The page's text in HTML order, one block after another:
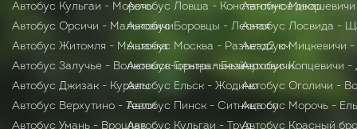
Автобус Кульгаи - Морочь
Автобус Орсичи - Мальковичи
Автобус Житомля - Мышанка
Автобус Залучье - Волковыск-центральный
Автобус Джизак - Куралы
Автобус Верхутино - Тевли
Автобус Умань - Вроцлав
Автобус Ловша - Константинов двор
Автобус Боровцы - Лесная
Автобус Москва - Разъезд2 км
Автобус Горынь - Безверховичи
Автобус Ельск - Жодино
Автобус Пинск - Ситница оп
Автобус Кульгаи - Труд
Автобус
Автобус Лосвида -
Автобус Мицкевичи
Автобус Копцевичи -
Автобус Оголичи -
Автобус Морочь -
Автобус Красный